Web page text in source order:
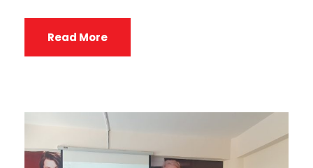
Read More